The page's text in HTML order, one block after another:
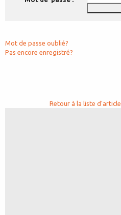
Mot de passe oublié?
Pas encore enregistré?
Retour à la liste d'article